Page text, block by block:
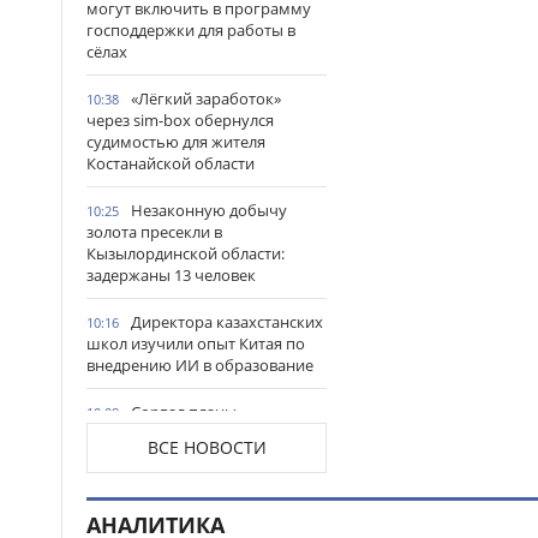
могут включить в программу
господдержки для работы в
сёлах
10:38
«Лёгкий заработок»
через sim-box обернулся
судимостью для жителя
Костанайской области
10:25
Незаконную добычу
золота пресекли в
Кызылординской области:
задержаны 13 человек
10:16
Директора казахстанских
школ изучили опыт Китая по
внедрению ИИ в образование
10:08
Сорвал планы
спас пенсионерку от потери
более 1,5 млн тг
10:01
В Наурызбайском районе
ВСЕ НОВОСТИ
АНАЛИТИКА